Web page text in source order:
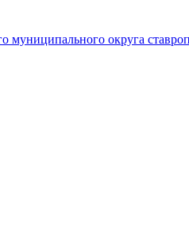
муниципального округа